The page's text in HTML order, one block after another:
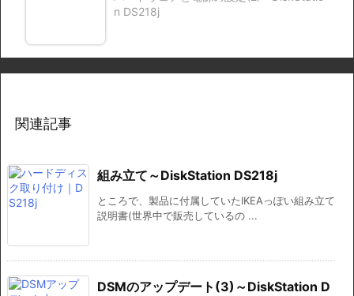
n DS218j
関連記事
組み立て～DiskStation DS218j
ところで、製品に付属していたIKEAっぽい組み立て
説明書(世界中で販売しているの ...
DSMのアップデート(3)～DiskStation D